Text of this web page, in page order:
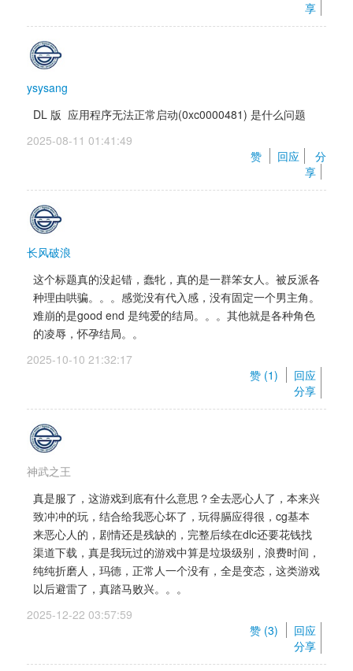
享
ysysang
DL 版 应用程序无法正常启动(0xc0000481) 是什么问题
2025-08-11 01:41:49
赞
回应
分
享
长风破浪
这个标题真的没起错，蠢牝，真的是一群笨女人。被反派各
种理由哄骗。。。感觉没有代入感，没有固定一个男主角。
难崩的是good end 是纯爱的结局。。。其他就是各种角色
的凌辱，怀孕结局。。
2025-10-10 21:32:17
赞 (1)
回应
分享
神武之王
真是服了，这游戏到底有什么意思？全去恶心人了，本来兴
致冲冲的玩，结合给我恶心坏了，玩得膈应得很，cg基本
来恶心人的，剧情还是残缺的，完整后续在dlc还要花钱找
渠道下载，真是我玩过的游戏中算是垃圾级别，浪费时间，
纯纯折磨人，玛德，正常人一个没有，全是变态，这类游戏
以后避雷了，真踏马败兴。。。
2025-12-22 03:57:59
赞 (3)
回应
分享